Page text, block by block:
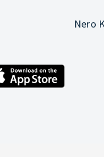
Nero